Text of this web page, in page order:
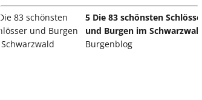
5 Die 83 schönsten Schlösser
und Burgen im Schwarzwald
Burgenblog